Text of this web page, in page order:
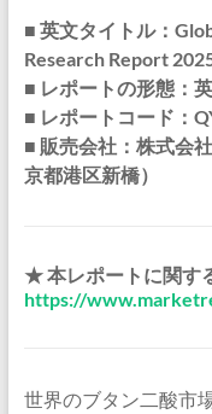
■ 英文タイトル：
Research Report
■ レポートの形態：
■ レポートコード：
■ 販売会社：株式会
京都港区新橋）
★ 本レポートに関す
https://
世界のブタン二酸市